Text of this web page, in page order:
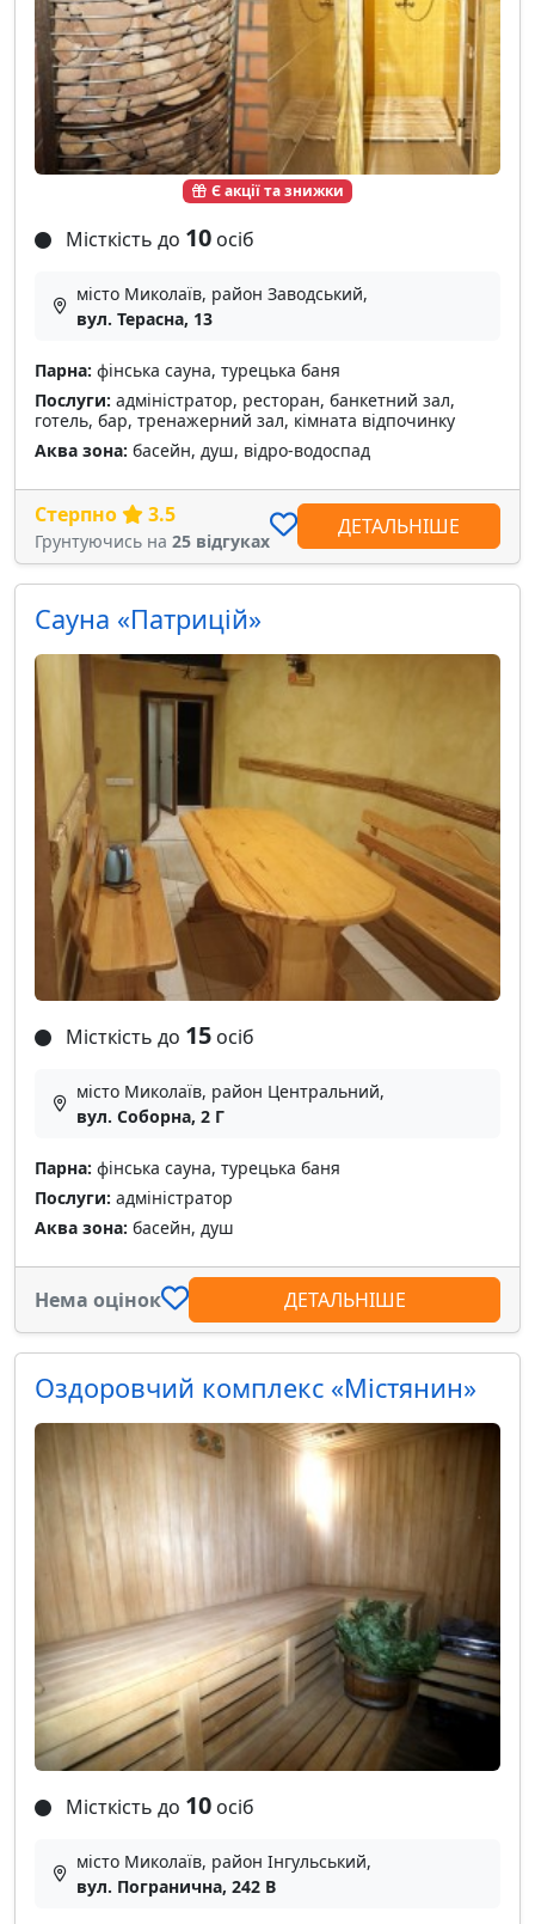
Є акції та знижки
Місткість до 10 осіб
місто Миколаїв, район Заводський,
вул. Терасна, 13
Парна: фінська сауна, турецька баня
Послуги: адміністратор, ресторан, банкетний зал,
готель, бар, тренажерний зал, кімната відпочинку
Аква зона: басейн, душ, відро-водоспад
Стерпно 3.5
Грунтуючись на 25 відгуках
ДЕТАЛЬНІШЕ
Сауна «Патрицій»
Місткість до 15 осіб
місто Миколаїв, район Центральний,
вул. Соборна, 2 Г
Парна: фінська сауна, турецька баня
Послуги: адміністратор
Аква зона: басейн, душ
Нема оцінок ДЕТАЛЬНІШЕ
Оздоровчий комплекс «Містянин»
Місткість до 10 осіб
місто Миколаїв, район Інгульський,
вул. Погранична, 242 В